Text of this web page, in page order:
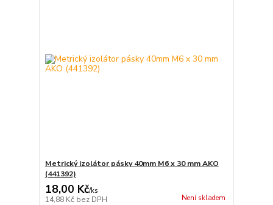
Metrický izolátor pásky 40mm M6 x 30 mm AKO
(441392)
18,00 Kč/ks
14,88 Kč bez DPH Není skladem